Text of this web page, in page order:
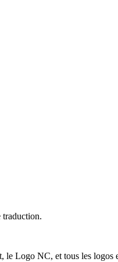
traduction.
Logo NC, et tous les logos